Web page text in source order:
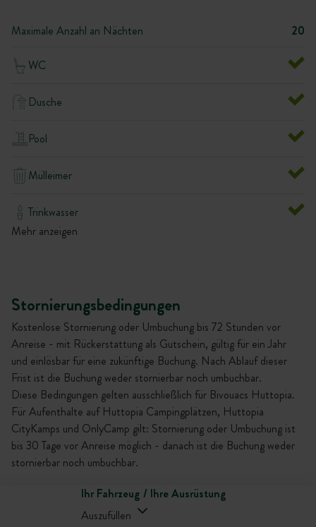
Maximale Anzahl an Nächten 20
WC
Dusche
Pool
Mülleimer
Trinkwasser
Mehr anzeigen
Stornierungsbedingungen
Kostenlose Stornierung oder Umbuchung bis 72 Stunden vor
Anreise - mit Rückerstattung als Gutschein, gültig für ein Jahr
und einlösbar für eine zukünftige Buchung. Nach Ablauf dieser
Frist ist die Buchung weder stornierbar noch umbuchbar.
Diese Bedingungen gelten ausschließlich für Bivouacs Huttopia.
Für Aufenthalte auf Huttopia Campingplätzen, Huttopia
CityKamps und OnlyCamp gilt: Stornierung oder Umbuchung ist
bis 30 Tage vor Anreise möglich - danach ist die Buchung weder
stornierbar noch umbuchbar.
Ihr Fahrzeug / Ihre Ausrüstung
Auszufüllen